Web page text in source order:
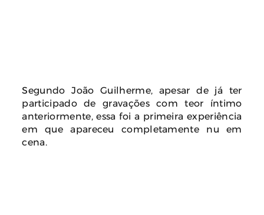
Segundo João Guilherme, apesar de já ter
participado de gravações com teor íntimo
anteriormente, essa foi a primeira experiência
em que apareceu completamente nu em
cena.